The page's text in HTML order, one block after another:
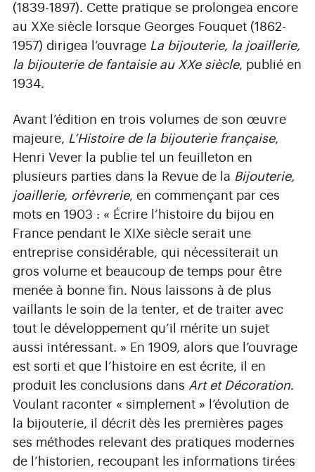
(1839-1897). Cette pratique se prolongea encore
au XXe siècle lorsque Georges Fouquet (1862-
1957) dirigea l’ouvrage La bijouterie, la joaillerie,
la bijouterie de fantaisie au XXe siècle, publié en
1934.
Avant l’édition en trois volumes de son œuvre
majeure, L’Histoire de la bijouterie française,
Henri Vever la publie tel un feuilleton en
plusieurs parties dans la Revue de la Bijouterie,
joaillerie, orfèvrerie, en commençant par ces
mots en 1903 : « Écrire l’histoire du bijou en
France pendant le XIXe siècle serait une
entreprise considérable, qui nécessiterait un
gros volume et beaucoup de temps pour être
menée à bonne fin. Nous laissons à de plus
vaillants le soin de la tenter, et de traiter avec
tout le développement qu’il mérite un sujet
aussi intéressant. » En 1909, alors que l’ouvrage
est sorti et que l’histoire en est écrite, il en
produit les conclusions dans Art et Décoration.
Voulant raconter « simplement » l’évolution de
la bijouterie, il décrit dès les premières pages
ses méthodes relevant des pratiques modernes
de l’historien, recoupant les informations tirées